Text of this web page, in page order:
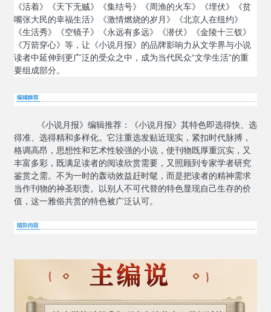
《活着》《天下无贼》《集结号》《周渔的火车》《埋伏》《贫
嘴张大民的幸福生活》《激情燃烧的岁月》《北京人在纽约》
《生活秀》《空镜子》《永远有多远》《潜伏》《金陵十三钗》
《万箭穿心》等，让《小说月报》的品牌影响力从文学界与小说
读者中延伸到更广泛的受众之中，成为当代民众“文学生活”的重
要组成部分。
《小说月报》编辑推荐：《小说月报》其特色即选得快、选
得准、选得精和多样化。它注重选发贴近现实，紧扣时代脉搏，
格调高昂，思想性和艺术性较强的小说，使刊物既厚重沉实，又
丰富多彩，既满足读者的阅读欣赏需要，又照顾到专家学者研究
鉴赏之需。不为一时的轰动效益赶时髦，而是把读者的精神需求
当作刊物的神圣职责。以别人不可代替的特色显现自己生存的价
值，这一雅俗共赏的特色被广泛认可。